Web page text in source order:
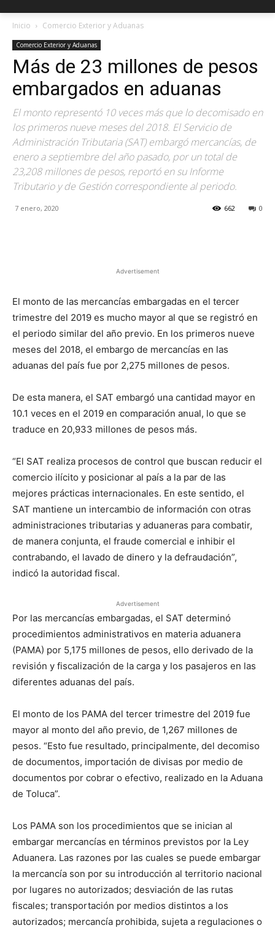
Inicio Comercio Exterior y Aduanas
Comercio Exterior y Aduanas
Más de 23 millones de pesos
embargados en aduanas
El monto representó 10 veces más que lo decomisado en
los primeros nueve meses del 2018. El Servicio de
Administración Tributaria (SAT) embargó mercancías, de
enero a septiembre del año pasado, por un total de
23,208 millones de pesos, reportó en su Informe
Tributario y de Gestión correspondiente al periodo.
7 enero, 2020 0
662
Advertisement
El monto de las mercancías embargadas en el tercer
trimestre del 2019 es mucho mayor al que se registró en
el periodo similar del año previo. En los primeros nueve
meses del 2018, el embargo de mercancías en las
aduanas del país fue por 2,275 millones de pesos.
De esta manera, el SAT embargó una cantidad mayor en
10.1 veces en el 2019 en comparación anual, lo que se
traduce en 20,933 millones de pesos más.
“El SAT realiza procesos de control que buscan reducir el
comercio ilícito y posicionar al país a la par de las
mejores prácticas internacionales. En este sentido, el
SAT mantiene un intercambio de información con otras
administraciones tributarias y aduaneras para combatir,
de manera conjunta, el fraude comercial e inhibir el
contrabando, el lavado de dinero y la defraudación”,
indicó la autoridad fiscal.
Advertisement
Por las mercancías embargadas, el SAT determinó
procedimientos administrativos en materia aduanera
(PAMA) por 5,175 millones de pesos, ello derivado de la
revisión y fiscalización de la carga y los pasajeros en las
diferentes aduanas del país.
El monto de los PAMA del tercer trimestre del 2019 fue
mayor al monto del año previo, de 1,267 millones de
pesos. “Esto fue resultado, principalmente, del decomiso
de documentos, importación de divisas por medio de
documentos por cobrar o efectivo, realizado en la Aduana
de Toluca”.
Los PAMA son los procedimientos que se inician al
embargar mercancías en términos previstos por la Ley
Aduanera. Las razones por las cuales se puede embargar
la mercancía son por su introducción al territorio nacional
por lugares no autorizados; desviación de las rutas
fiscales; transportación por medios distintos a los
autorizados; mercancía prohibida, sujeta a regulaciones o